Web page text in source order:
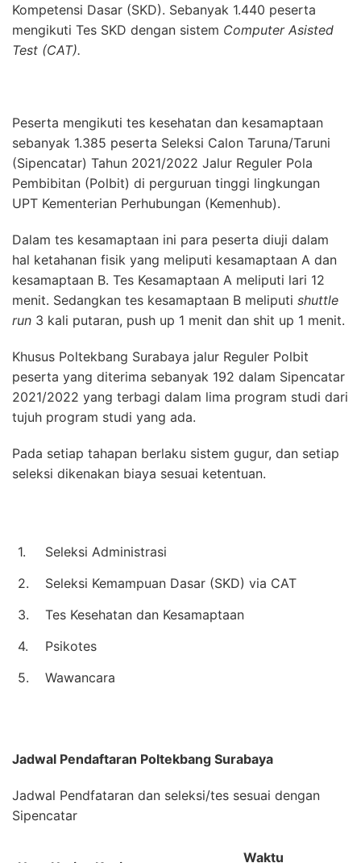
Kompetensi Dasar (SKD). Sebanyak 1.440 peserta
mengikuti Tes SKD dengan sistem Computer Asisted
Test (CAT).
Peserta mengikuti tes kesehatan dan kesamaptaan
sebanyak 1.385 peserta Seleksi Calon Taruna/Taruni
(Sipencatar) Tahun 2021/2022 Jalur Reguler Pola
Pembibitan (Polbit) di perguruan tinggi lingkungan
UPT Kementerian Perhubungan (Kemenhub).
Dalam tes kesamaptaan ini para peserta diuji dalam
hal ketahanan fisik yang meliputi kesamaptaan A dan
kesamaptaan B. Tes Kesamaptaan A meliputi lari 12
menit. Sedangkan tes kesamaptaan B meliputi shuttle
run 3 kali putaran, push up 1 menit dan shit up 1 menit.
Khusus Poltekbang Surabaya jalur Reguler Polbit
peserta yang diterima sebanyak 192 dalam Sipencatar
2021/2022 yang terbagi dalam lima program studi dari
tujuh program studi yang ada.
Pada setiap tahapan berlaku sistem gugur, dan setiap
seleksi dikenakan biaya sesuai ketentuan.
1.
Seleksi Administrasi
2.
Seleksi Kemampuan Dasar (SKD) via CAT
3.
Tes Kesehatan dan Kesamaptaan
4.
Psikotes
5.
Wawancara
Jadwal Pendaftaran Poltekbang Surabaya
Jadwal Pendfataran dan seleksi/tes sesuai dengan
Sipencatar
Waktu